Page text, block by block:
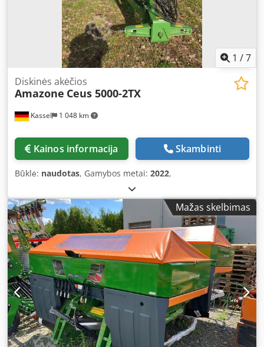
1 /7
Kassel 1 048 km
Diskinės akėčios
Amazone Ceus 5000-2TX
Kainos informacija Skambinti
Būklė: naudotas, Gamybos metai: 2022,
Mažas skelbimas